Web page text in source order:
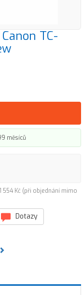
TC-
měsíců
554 Kč (při objednání mimo
Dotazy